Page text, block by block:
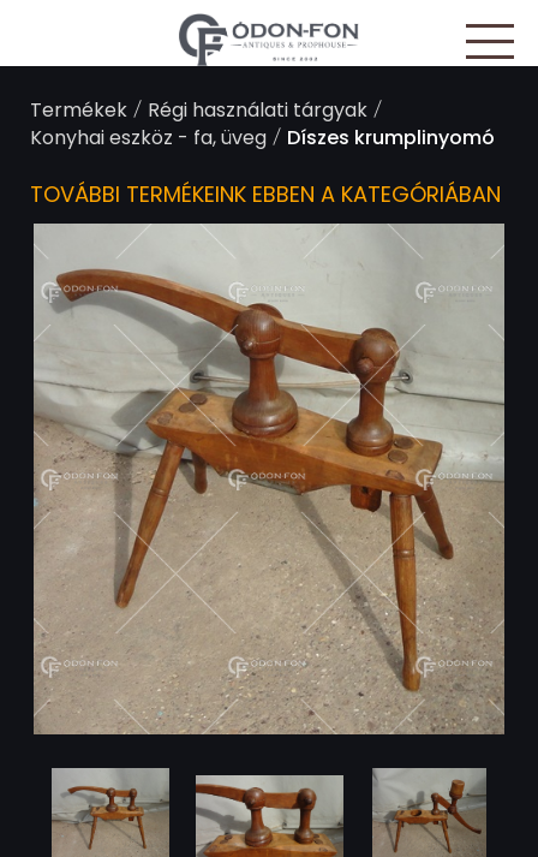
Termékek/ Régi használati tárgyak/
Konyhai eszköz - fa, üveg/ Díszes krumplinyomó
TOVÁBBI TERMÉKEINK EBBEN A KATEGÓRIÁBAN